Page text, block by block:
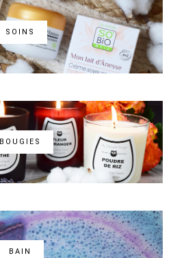
SOINS
BOUGIES
BAIN